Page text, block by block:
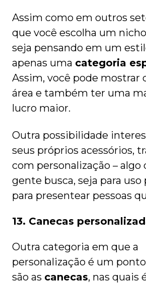
Assim como em outros
que você escolha um
seja pensando em um
apenas uma categoria
Assim, você pode mostrar
área e também ter uma
lucro maior.
Outra possibilidade
seus próprios acessórios,
com personalização –
gente busca, seja para
para presentear pessoas
13. Canecas
Outra categoria em que a
personalização é um
são as canecas, nas quais